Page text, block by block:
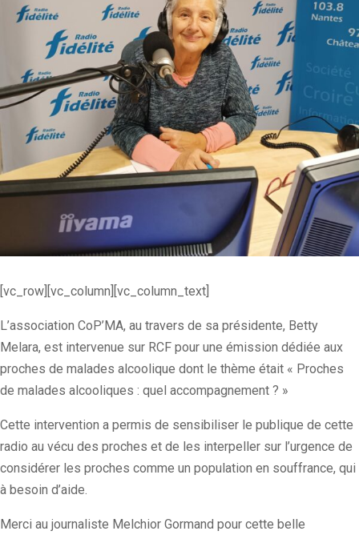
[vc_row][vc_column][vc_column_text]
L’association CoP’MA, au travers de sa présidente, Betty
Melara, est intervenue sur RCF pour une émission dédiée aux
proches de malades alcoolique dont le thème était « Proches
de malades alcooliques : quel accompagnement ? »
Cette intervention a permis de sensibiliser le publique de cette
radio au vécu des proches et de les interpeller sur l’urgence de
considérer les proches comme un population en souffrance, qui
à besoin d’aide.
Merci au journaliste Melchior Gormand pour cette belle